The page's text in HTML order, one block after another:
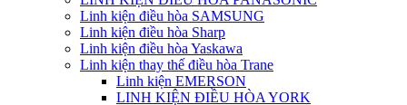
Linh kiện điều hòa SAMSUNG
Linh kiện điều hòa Sharp
Linh kiện điều hòa Yaskawa
Linh kiện thay thế điều hòa Trane
Linh kiện EMERSON
LINH KIỆN ĐIỀU HÒA YORK